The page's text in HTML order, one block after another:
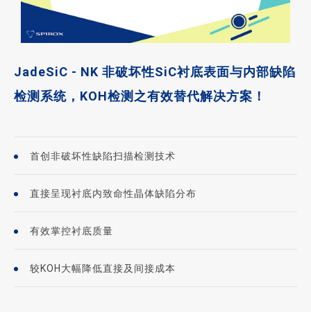
JadeSiC - NK 非破坏性SiC衬底表面与内部缺陷
检测系统，KOH检测之有效替代解决方案！
首创非破坏性缺陷扫描检测技术
直接呈现衬底内致命性晶体缺陷分布
有效掌控衬底质量
较KOH大幅降低直接及间接成本